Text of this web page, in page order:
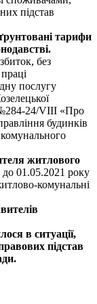
підстав
тарифи
.
без
послугу
24/VIII «Про
будинків
житлового
01.05.2021 року
комунальні
в ситуації,
підстав